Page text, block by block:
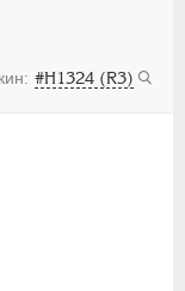
#Н1324 (R3)